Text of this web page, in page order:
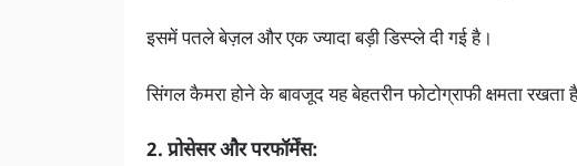
इसमें पतले बेज़ल और एक ज्यादा बड़ी डिस्प्ले दी गई है।
सिंगल कैमरा होने के बावजूद यह बेहतरीन फोटोग्राफी क्षमता रखता
2. प्रोसेसर और परफॉर्मेंस: